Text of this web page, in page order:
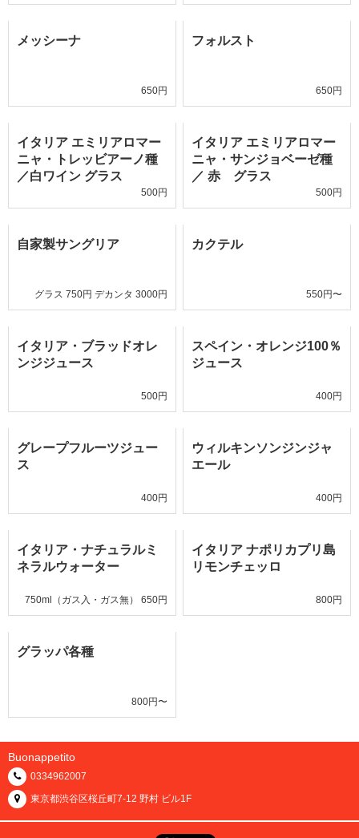
メッシーナ
650円
フォルスト
650円
イタリア エミリアロマー
ニャ・トレッビアーノ種
／白ワイン グラス
500円
イタリア エミリアロマー
ニャ・サンジョベーゼ種
／ 赤 グラス
500円
自家製サングリア
グラス 750円 デカンタ 3000円
カクテル
550円〜
イタリア・ブラッドオレ
ンジジュース
500円
スペイン・オレンジ100％
ジュース
400円
グレープフルーツジュー
ス
400円
ウィルキンソンジンジャ
エール
400円
イタリア・ナチュラルミ
ネラルウォーター
750ml（ガス入・ガス無） 650円
イタリア ナポリカプリ島
リモンチェッロ
800円
グラッパ各種
800円〜
Buonappetito
0334962007
東京都渋谷区桜丘町7-12 野村 ビル1F